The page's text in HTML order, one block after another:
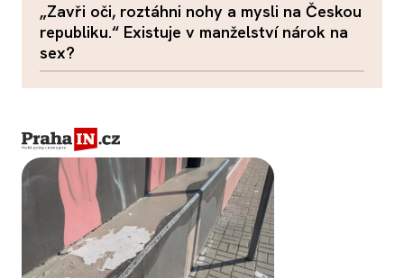
„Zavři oči, roztáhni nohy a mysli na Českou
republiku.“ Existuje v manželství nárok na
sex?